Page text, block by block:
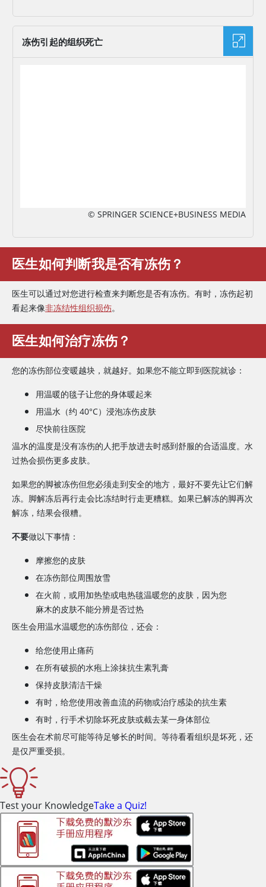
冻伤引起的组织死亡
© SPRINGER SCIENCE+BUSINESS MEDIA
医生如何判断我是否有冻伤？
医生可以通过对您进行检查来判断您是否有冻伤。有时，冻伤起初
看起来像非冻结性组织损伤。
医生如何治疗冻伤？
您的冻伤部位变暖越块，就越好。如果您不能立即到医院就诊：
用温暖的毯子让您的身体暖起来
用温水（约 40°C）浸泡冻伤皮肤
尽快前往医院
温水的温度是没有冻伤的人把手放进去时感到舒服的合适温度。水
过热会损伤更多皮肤。
如果您的脚被冻伤但您必须走到安全的地方，最好不要先让它们解
冻。脚解冻后再行走会比冻结时行走更糟糕。如果已解冻的脚再次
解冻，结果会很糟。
不要做以下事情：
摩擦您的皮肤
在冻伤部位周围放雪
在火前，或用加热垫或电热毯温暖您的皮肤，因为您
麻木的皮肤不能分辨是否过热
医生会用温水温暖您的冻伤部位，还会：
给您使用止痛药
在所有破损的水疱上涂抹抗生素乳膏
保持皮肤清洁干燥
有时，给您使用改善血流的药物或治疗感染的抗生素
有时，行手术切除坏死皮肤或截去某一身体部位
医生会在术前尽可能等待足够长的时间。等待看看组织是坏死，还
是仅严重受损。
Test your KnowledgeTake a Quiz!